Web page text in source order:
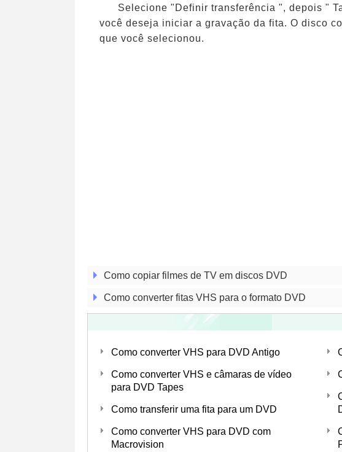
Selecione "Definir transferência ", depois "
você deseja iniciar a gravação da fita. O disco
que você selecionou.
Como copiar filmes de TV em discos DVD
Como converter fitas VHS para o formato DVD
Como converter VHS para DVD Antigo
Como converter VHS e câmaras de vídeo
para DVD Tapes
Como transferir uma fita para um DVD
Como converter VHS para DVD com
Macrovision